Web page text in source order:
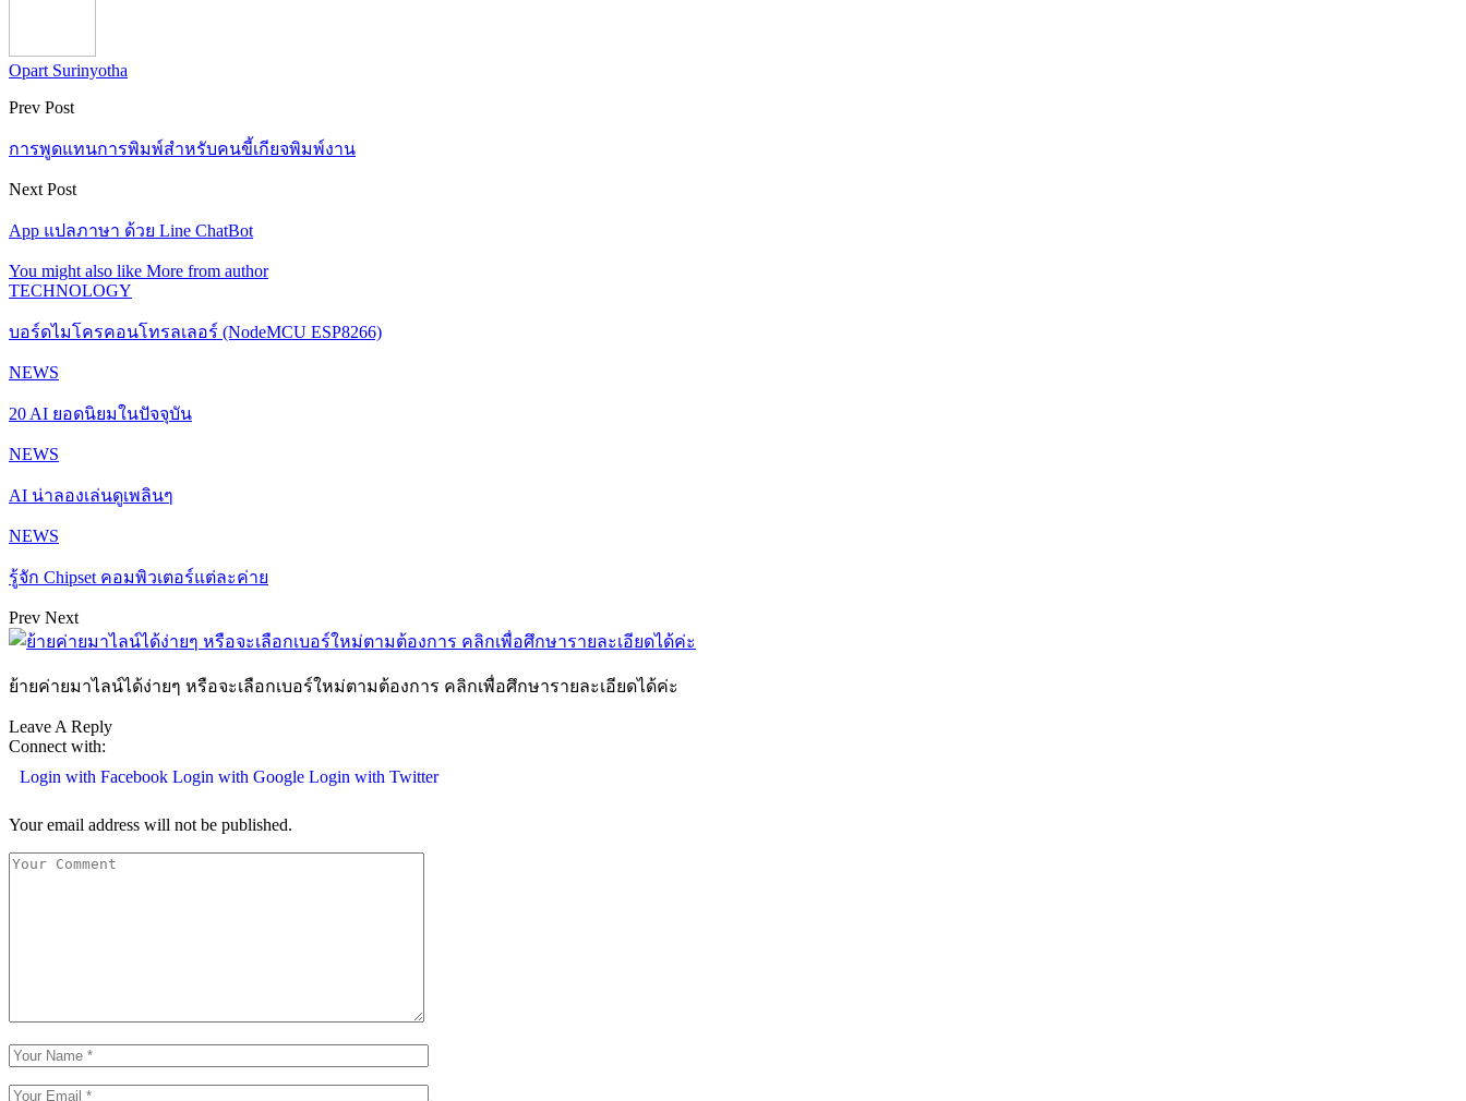
Opart Surinyotha
Prev Post
การพูดแทนการพิมพ์สำหรับคนขี้เกียจพิมพ์งาน
Next Post
App แปลภาษา ด้วย Line ChatBot
You might also like More from author
TECHNOLOGY
บอร์ดไมโครคอนโทรลเลอร์ (NodeMCU ESP8266)
NEWS
20 AI ยอดนิยมในปัจจุบัน
NEWS
AI น่าลองเล่นดูเพลินๆ
NEWS
รู้จัก Chipset คอมพิวเตอร์แต่ละค่าย
Prev Next
ย้ายค่ายมาไลน์ได้ง่ายๆ หรือจะเลือกเบอร์ใหม่ตามต้องการ คลิกเพื่อศึกษารายละเอียดได้ค่ะ
Leave A Reply
Connect with:
Login with Facebook Login with Google Login with Twitter
Your email address will not be published.